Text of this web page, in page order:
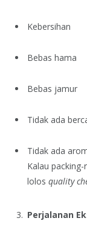
Kebersihan
Bebas hama
Bebas jamur
Tidak ada
Tidak ada
Kalau
lolos quality
Perjalanan